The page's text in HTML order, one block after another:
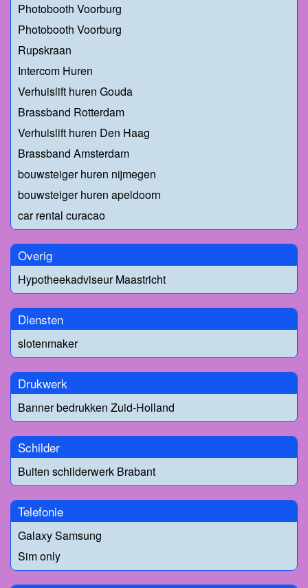
Photobooth Voorburg
Photobooth Voorburg
Rupskraan
Intercom Huren
Verhuislift huren Gouda
Brassband Rotterdam
Verhuislift huren Den Haag
Brassband Amsterdam
bouwsteiger huren nijmegen
bouwsteiger huren apeldoorn
car rental curacao
Overig
Hypotheekadviseur Maastricht
Diensten
slotenmaker
Drukwerk
Banner bedrukken Zuid-Holland
Schilder
Buiten schilderwerk Brabant
Telefonie
Galaxy Samsung
Sim only